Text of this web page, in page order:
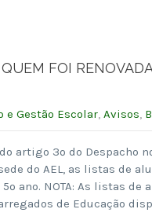
FOI
e Gestão Escolar, Avisos,
artigo 3º do Despacho
do AEL, as listas de
ano. NOTA: As listas de
de Educação